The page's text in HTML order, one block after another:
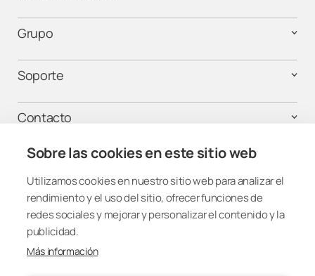
Sobre las cookies en este sitio web
Utilizamos cookies en nuestro sitio web para analizar el
rendimiento y el uso del sitio, ofrecer funciones de
redes sociales y mejorar y personalizar el contenido y la
publicidad.
Más información
Grupo
Soporte
Contacto
¡Mantente conectado!
Spain